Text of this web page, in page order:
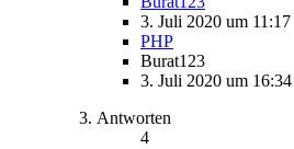
3. Juli 2020 um 11:17
PHP
Burat123
3. Juli 2020 um 16:34
Antworten
4